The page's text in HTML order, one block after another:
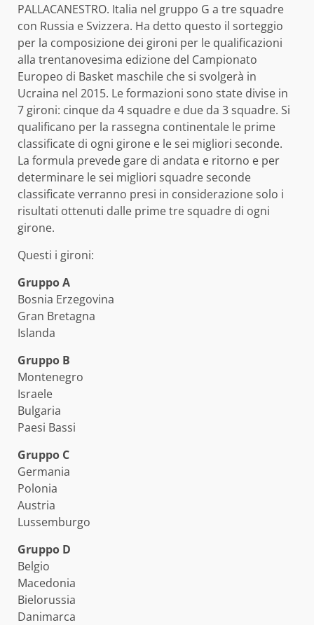
PALLACANESTRO. Italia nel gruppo G a tre squadre
con Russia e Svizzera. Ha detto questo il sorteggio
per la composizione dei gironi per le qualificazioni
alla trentanovesima edizione del Campionato
Europeo di Basket maschile che si svolgerà in
Ucraina nel 2015. Le formazioni sono state divise in
7 gironi: cinque da 4 squadre e due da 3 squadre. Si
qualificano per la rassegna continentale le prime
classificate di ogni girone e le sei migliori seconde.
La formula prevede gare di andata e ritorno e per
determinare le sei migliori squadre seconde
classificate verranno presi in considerazione solo i
risultati ottenuti dalle prime tre squadre di ogni
girone.
Questi i gironi:
Gruppo A
Bosnia Erzegovina
Gran Bretagna
Islanda
Gruppo B
Montenegro
Israele
Bulgaria
Paesi Bassi
Gruppo C
Germania
Polonia
Austria
Lussemburgo
Gruppo D
Belgio
Macedonia
Bielorussia
Danimarca